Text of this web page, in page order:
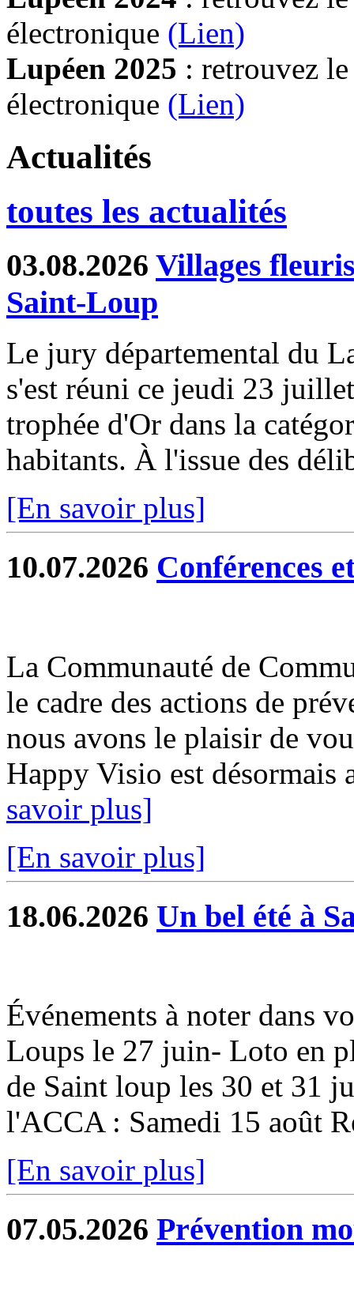
électronique (Lien)
Lupéen 2025 : retrouvez
électronique (Lien)
Actualités
toutes les actualités
03.08.2026 Villages
Saint-Loup
Le jury départemental du
s'est réuni ce jeudi 23
trophée d'Or dans la
habitants. À l'issue des
[En savoir plus]
10.07.2026 Conférences
La Communauté de
le cadre des actions de
nous avons le plaisir de
Happy Visio est désormais
savoir plus]
[En savoir plus]
18.06.2026 Un bel été à
Événements à noter dans
Loups le 27 juin- Loto en
de Saint loup les 30 et 31
l'ACCA : Samedi 15 août
[En savoir plus]
07.05.2026 Prévention